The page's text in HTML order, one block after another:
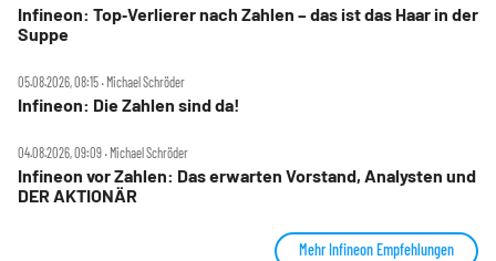
Infineon: Top‑Verlierer nach Zahlen – das ist das Haar in der
Suppe
05.08.2026, 08:15 ‧ Michael Schröder
Infineon: Die Zahlen sind da!
04.08.2026, 09:09 ‧ Michael Schröder
Infineon vor Zahlen: Das erwarten Vorstand, Analysten und
DER AKTIONÄR
Mehr Infineon Empfehlungen